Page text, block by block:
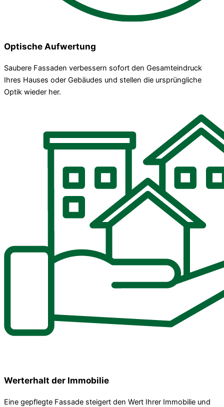
Optische Aufwertung
Saubere Fassaden verbessern sofort den Gesamteindruck
Ihres Hauses oder Gebäudes und stellen die ursprüngliche
Optik wieder her.
Werterhalt der Immobilie
Eine gepflegte Fassade steigert den Wert Ihrer Immobilie und